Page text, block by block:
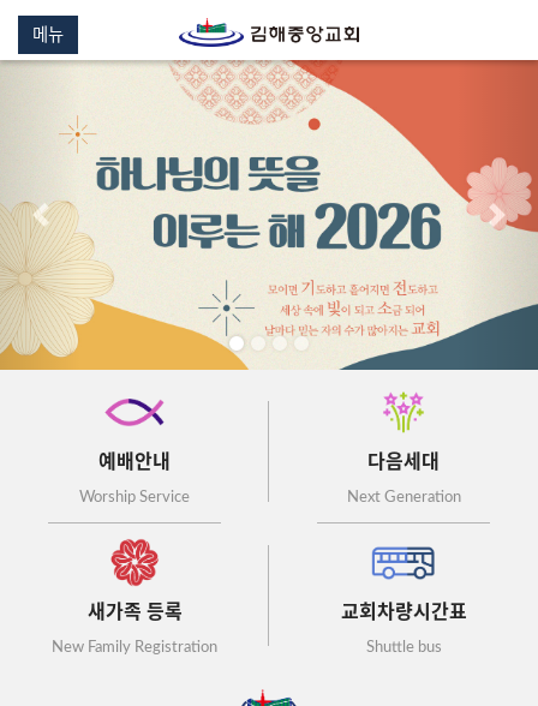
메뉴
이전 다음
예배안내
Worship Service
다음세대
Next Generation
새가족 등록
New Family Registration
교회차량시간표
Shuttle bus